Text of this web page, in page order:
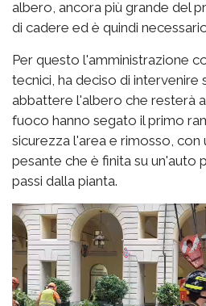
albero, ancora più grande del
di cadere ed è quindi
Per questo l'amministrazione
tecnici, ha deciso di intervenire
abbattere l'albero che resterà
fuoco hanno segato il primo
sicurezza l'area e rimosso, con
pesante che è finita su un'auto
passi dalla pianta.